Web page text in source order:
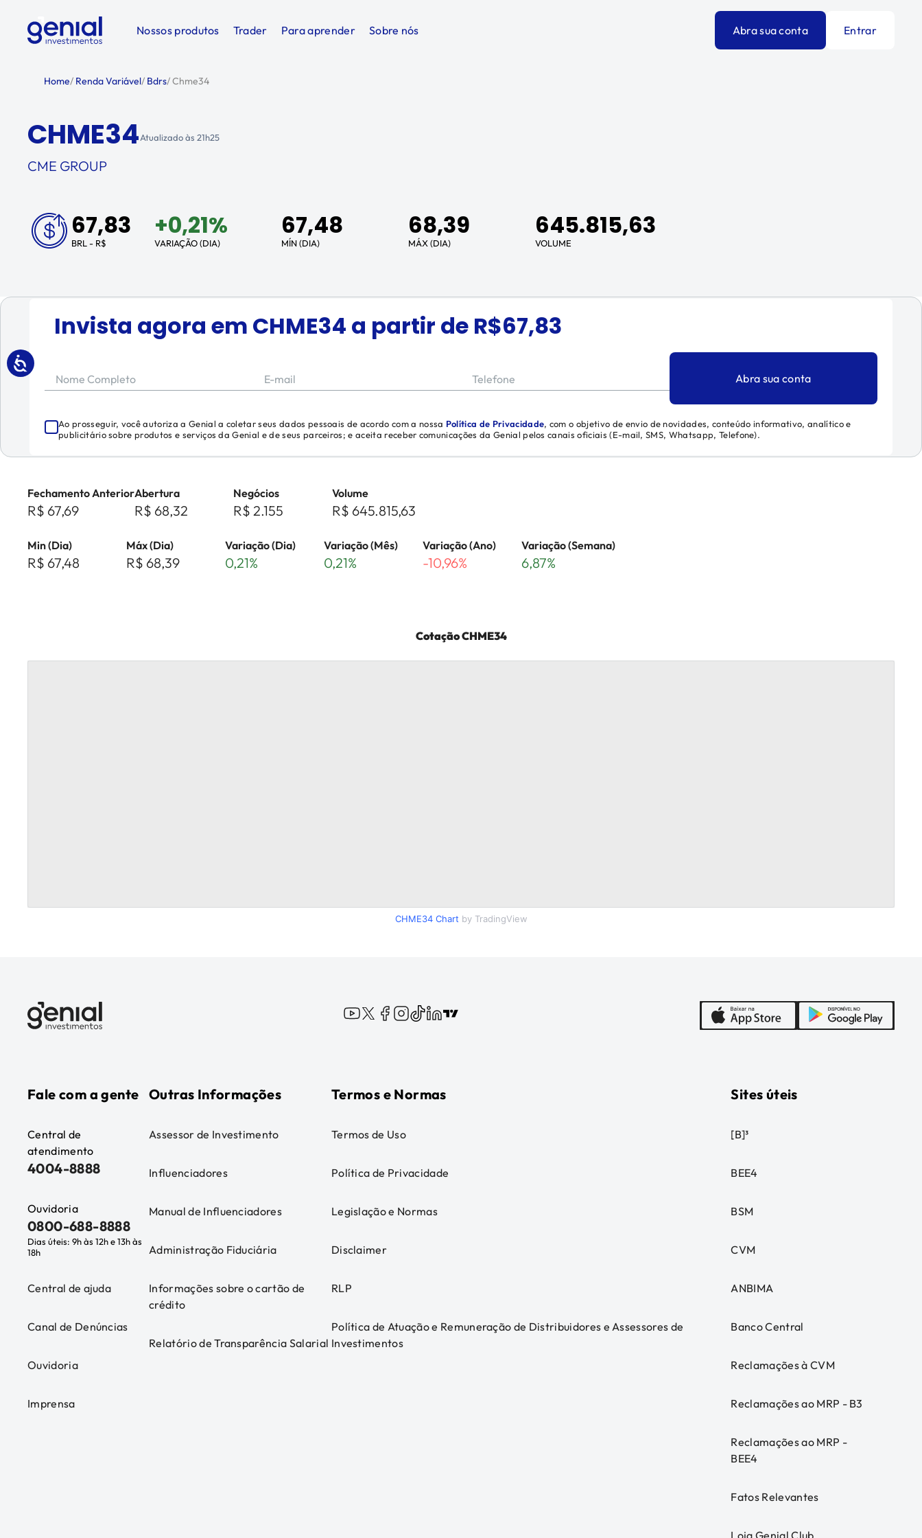
Nossos produtos Trader Para aprender Sobre nós Abra sua conta Entrar
Home/ Renda Variável/ Bdrs/Chme34
CHME34Atualizado às 21h25
CME GROUP
67,83
BRL - R$
+0,21%
VARIAÇÃO (DIA)
67,48
MÍN (DIA)
68,39
MÁX (DIA)
645.815,63
VOLUME
Invista agora em CHME34 a partir de R$67,83
Nome Completo E-mail Telefone Abra sua conta
Ao prosseguir, você autoriza a Genial a coletar seus dados pessoais de acordo com a nossa Política de Privacidade, com o objetivo de envio de novidades, conteúdo informativo, analítico e
publicitário sobre produtos e serviços da Genial e de seus parceiros; e aceita receber comunicações da Genial pelos canais oficiais (E-mail, SMS, Whatsapp, Telefone).
Fechamento Anterior
R$ 67,69
Abertura
R$ 68,32
Negócios
R$ 2.155
Volume
R$ 645.815,63
Min (Dia)
R$ 67,48
Máx (Dia)
R$ 68,39
Variação (Dia)
0,21%
Variação (Mês)
0,21%
Variação (Ano)
-10,96%
Variação (Semana)
6,87%
CotaçãoCHME34
CHME34Chart by TradingView
Fale com a gente
Central de
atendimento
4004-8888
Ouvidoria
0800-688-8888
Dias úteis: 9h às 12h e 13h às
18h
Central de ajuda
Canal de Denúncias
Ouvidoria
Imprensa
Outras Informações
Assessor de Investimento
Influenciadores
Manual de Influenciadores
Administração Fiduciária
Informações sobre o cartão de
crédito
Relatório de Transparência Salarial
Termos e Normas
Termos de Uso
Política de Privacidade
Legislação e Normas
Disclaimer
RLP
Política de Atuação e Remuneração de Distribuidores e Assessores de
Investimentos
Sites úteis
[B]³
BEE4
BSM
CVM
ANBIMA
Banco Central
Reclamações à CVM
Reclamações ao MRP - B3
Reclamações ao MRP -
BEE4
Fatos Relevantes
Loja Genial Club